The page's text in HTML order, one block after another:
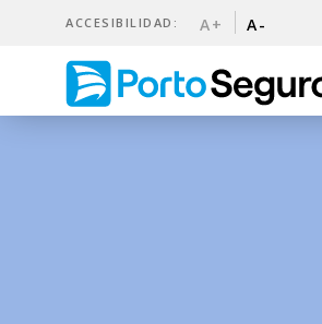
ACCESIBILIDAD: A+ A-
5 razones para